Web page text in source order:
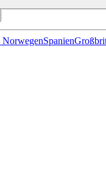
NorwegenSpanien